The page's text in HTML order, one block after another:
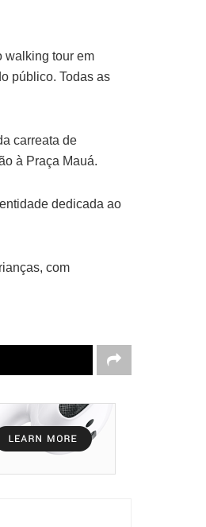
walking tour em
público. Todas as
carreata de
à Praça Mauá.
dedicada ao
com